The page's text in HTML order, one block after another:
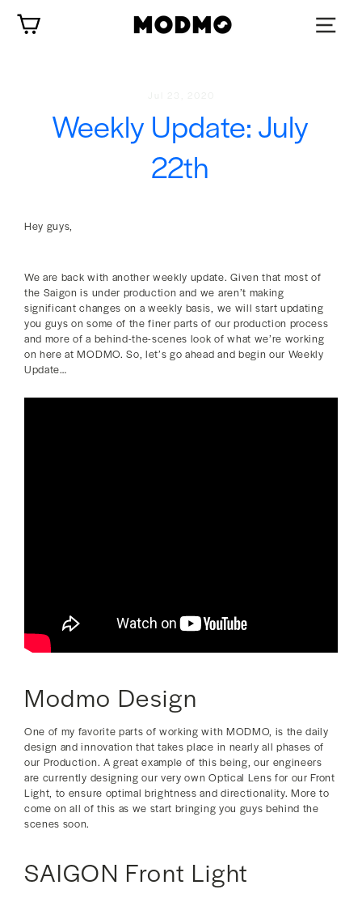
content
Weekly Update: July
22th
Hey guys,
We are back with another weekly update. Given that most of
the Saigon is under production and we aren’t making
significant changes on a weekly basis, we will start updating
you guys on some of the finer parts of our production process
and more of a behind-the-scenes look of what we’re working
on here at MODMO. So, let’s go ahead and begin our Weekly
Update…
Modmo Design
One of my favorite parts of working with MODMO, is the daily
design and innovation that takes place in nearly all phases of
our Production. A great example of this being, our engineers
are currently designing our very own Optical Lens for our Front
Light, to ensure optimal brightness and directionality. More to
come on all of this as we start bringing you guys behind the
scenes soon.
SAIGON Front Light